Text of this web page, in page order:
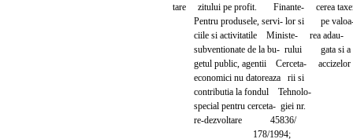
tare zitului pe profit. Finante- cerea
Pentru produsele, servi- lor si pe
ciile si activitatile Ministe- rea adau-
subventionate de la bu- rului gata si a
getul public, agentii Cerceta- accizelor
economici nu datoreaza rii si
contributia la fondul Tehnolo-
special pentru cerceta- giei nr.
re-dezvoltare 45836/
178/1994;